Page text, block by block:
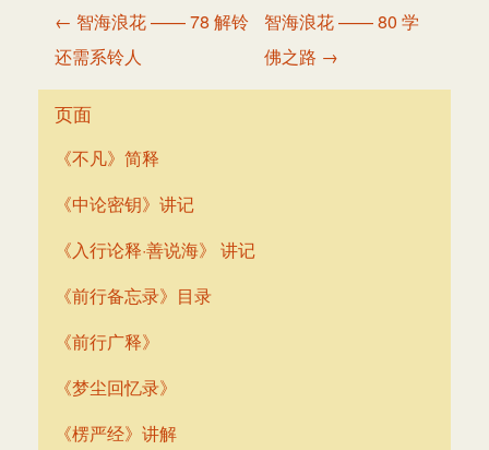
文
章
导
航
← 智海浪花 —— 78 解铃
还需系铃人
智海浪花 —— 80 学
佛之路 →
页面
《不凡》简释
《中论密钥》讲记
《入行论释·善说海》 讲记
《前行备忘录》目录
《前行广释》
《梦尘回忆录》
《楞严经》讲解